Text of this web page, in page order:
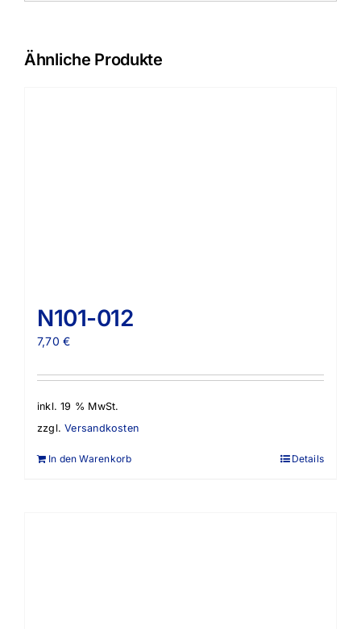
Ähnliche Produkte
N101-012
7,70€
inkl. 19 % MwSt.
zzgl.Versandkosten
In den Warenkorb Details